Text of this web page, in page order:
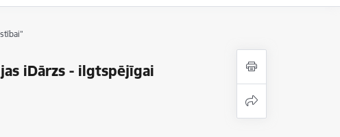
iDārzs - ilgtspējīgai